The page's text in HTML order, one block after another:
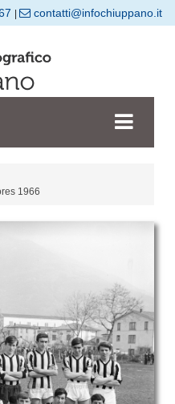
contatti@infochiuppano.it
1966